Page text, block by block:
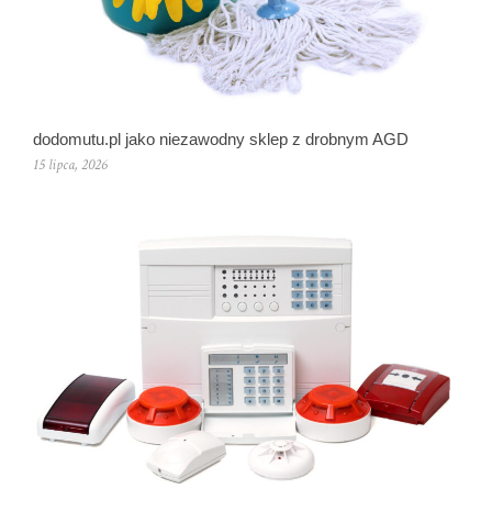
dodomutu.pl jako niezawodny sklep z drobnym AGD
15 lipca, 2026